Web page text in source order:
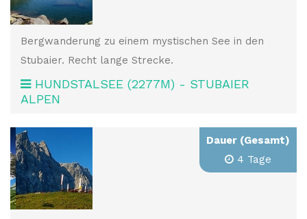
Bergwanderung zu einem mystischen See in den
Stubaier. Recht lange Strecke.
HUNDSTALSEE (2277M) - STUBAIER
ALPEN
Dauer (Gesamt)
4 Tage